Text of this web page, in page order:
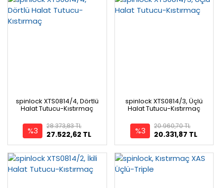
spinlock XTS0814/4, Dörtlü
Halat Tutucu-Kıstırmaç
%3 27.522,62 TL
28.373,83 TL
spinlock XTS0814/3, Üçlü
Halat Tutucu-Kıstırmaç
%3 20.331,87 TL
20.960,70 TL